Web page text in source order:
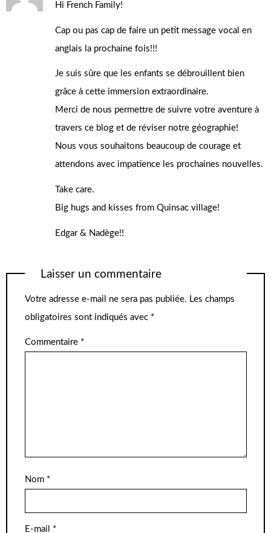
Hi French Family!
Cap ou pas cap de faire un petit message vocal en
anglais la prochaine fois!!!
Je suis sûre que les enfants se débrouillent bien
grâce à cette immersion extraordinaire.
Merci de nous permettre de suivre votre aventure à
travers ce blog et de réviser notre géographie!
Nous vous souhaitons beaucoup de courage et
attendons avec impatience les prochaines nouvelles.
Take care.
Big hugs and kisses from Quinsac village!
Edgar & Nadège!!
Laisser un commentaire
Votre adresse e-mail ne sera pas publiée. Les champs
obligatoires sont indiqués avec *
Commentaire *
Nom *
E-mail *